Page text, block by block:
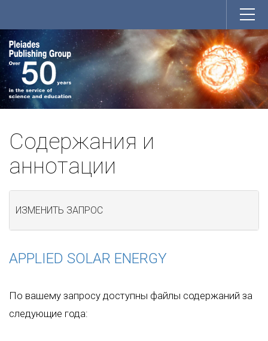
Содержания и
аннотации
ИЗМЕНИТЬ ЗАПРОС
APPLIED SOLAR ENERGY
По вашему запросу доступны файлы содержаний за
следующие года: